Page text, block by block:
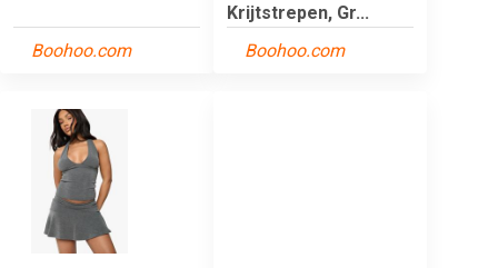
Boohoo.com
Krijtstrepen, Gr...
Boohoo.com